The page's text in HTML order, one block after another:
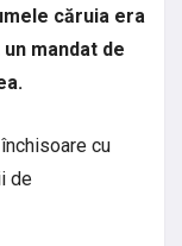
căruia era
mandat de
cu
de